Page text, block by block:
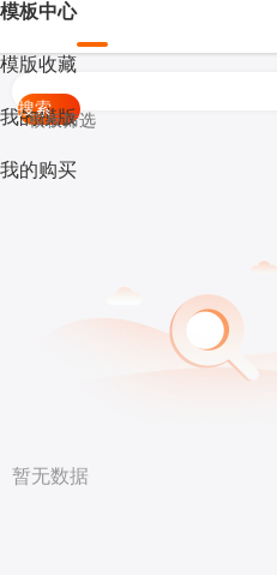
模板中心
模版收藏
我的模版
我的购买
搜索
模板筛选
暂无数据